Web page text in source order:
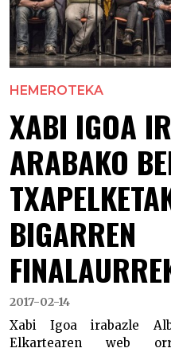
HEMEROTEKA
XABI IGOA
ARABAKO
BIGARREN
2017-02-14
Xabi Igoa irabazle
Elkartearen web